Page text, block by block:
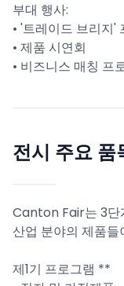
부대 행사:
• '트레이드 브리지'
• 제품 시연회
• 비즈니스 매칭 프
전시 주요 품
Canton Fair는 3단
산업 분야의 제품들
제1기 프로그램 **